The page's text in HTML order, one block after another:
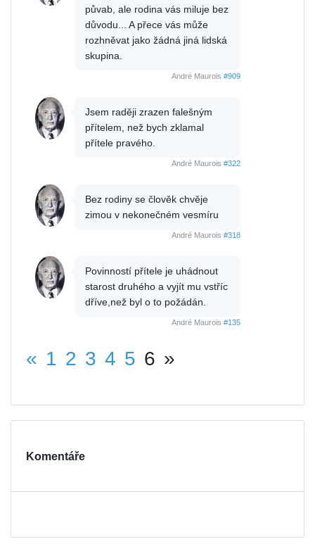
půvab, ale rodina vás miluje bez
důvodu... A přece vás může
rozhněvat jako žádná jiná lidská
skupina.
André Maurois #909
Jsem raději zrazen falešným
přítelem, než bych zklamal
přítele pravého.
André Maurois #322
Bez rodiny se člověk chvěje
zimou v nekonečném vesmíru
André Maurois #318
Povinností přítele je uhádnout
starost druhého a vyjít mu vstříc
dříve,než byl o to požádán.
André Maurois #135
« 1 2 3 4 5 6 »
Komentáře